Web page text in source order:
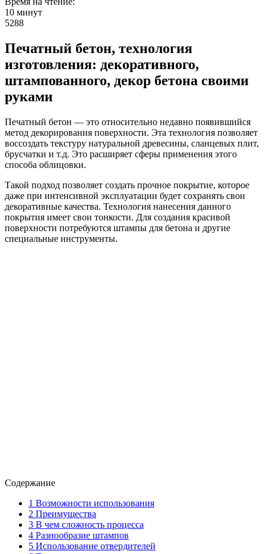
10 минут
5288
Печатный бетон, технология
изготовления: декоративного,
штампованного, декор бетона своими
руками
Печатный бетон — это относительно недавно появившийся
метод декорирования поверхности. Эта технология позволяет
воссоздать текстуру натуральной древесины, сланцевых плит,
брусчатки и т.д. Это расширяет сферы применения этого
способа облицовки.
Такой подход позволяет создать прочное покрытие, которое
даже при интенсивной эксплуатации будет сохранять свои
декоративные качества. Технология нанесения данного
покрытия имеет свои тонкости. Для создания красивой
поверхности потребуются штампы для бетона и другие
специальные инструменты.
Содержание
1 Возможности использования
2 Преимущества
3 В чем сложность процесса
4 Разнообразие штампов
5 Использование отвердителей